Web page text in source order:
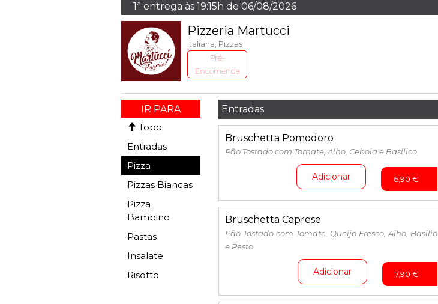
1ª entrega às 19:15h de 06/08/2026
Pizzeria Martucci
Italiana, Pizzas
Pré-
Encomenda
IR PARA
Topo
Entradas
Pizza
Pizzas Biancas
Pizza
Bambino
Pastas
Insalate
Risotto
Entradas
Bruschetta Pomodoro
Pão Tostado com Tomate, Alho, Cebola e Basílico
6,90 €
Adicionar
Bruschetta Caprese
Pão Tostado com Tomate, Queijo Fresco, Alho, Basilio
e Pesto
7,90 €
Adicionar